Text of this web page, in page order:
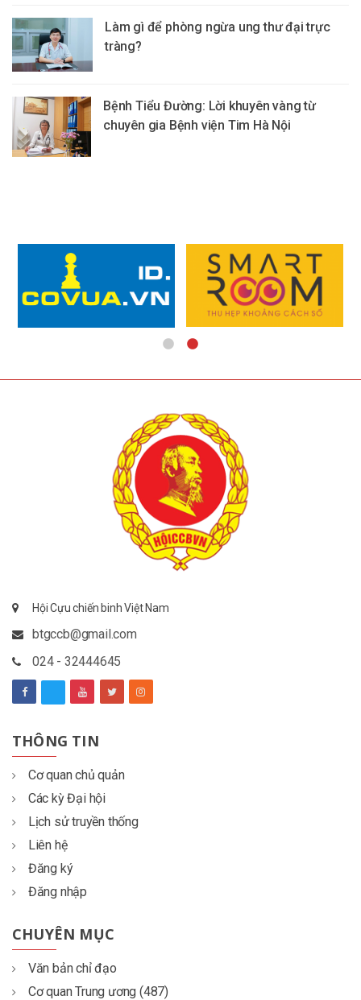
Làm gì để phòng ngừa ung thư đại trực
tràng?
Bệnh Tiểu Đường: Lời khuyên vàng từ
chuyên gia Bệnh viện Tim Hà Nội
Hội Cựu chiến binh Việt Nam
btgccb@gmail.com
024 - 32444645
THÔNG TIN
Cơ quan chủ quản
Các kỳ Đại hội
Lịch sử truyền thống
Liên hệ
Đăng ký
Đăng nhập
CHUYÊN MỤC
Văn bản chỉ đạo
Cơ quan Trung ương (487)